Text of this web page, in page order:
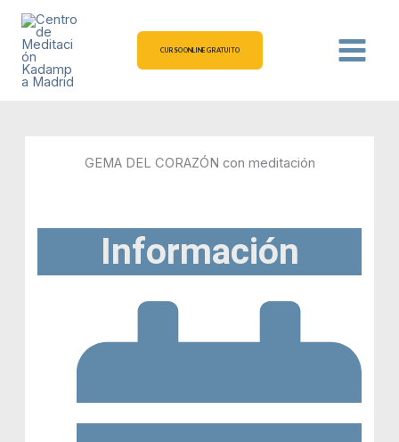
contenido
CURSO ONLINE GRATUITO
GEMA DEL CORAZÓN con meditación
Información